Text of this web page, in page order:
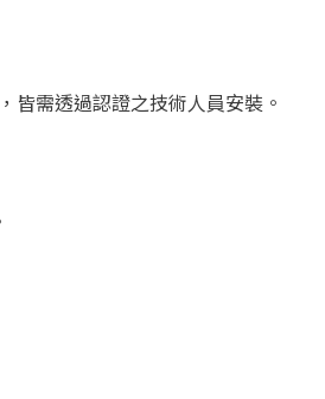
需透過認證之技術人員安裝。